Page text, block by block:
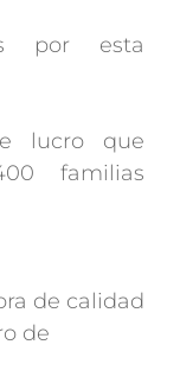
por esta
lucro que
familias
de calidad
de